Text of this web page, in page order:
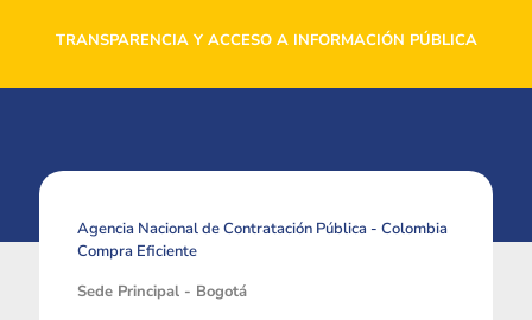
TRANSPARENCIA Y ACCESO A INFORMACIÓN PÚBLICA
Agencia Nacional de Contratación Pública - Colombia
Compra Eficiente
Sede Principal - Bogotá